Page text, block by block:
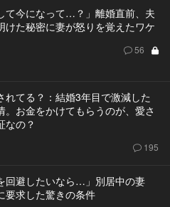
て今になって…？」離婚直前、夫
けた秘密に妻が怒りを覚えたワケ
56
れてる？：結婚3年目で激減した
。お金をかけてもらうのが、愛さ
なの？
195
回避したいなら…」別居中の妻
要求した驚きの条件